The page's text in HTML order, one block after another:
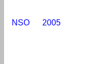
NSO
2005